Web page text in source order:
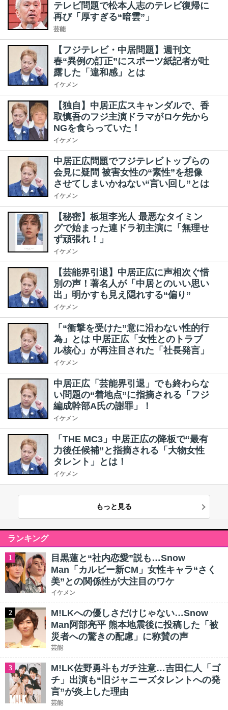
テレビ問題で松本人志のテレビ復帰に
再び「厚すぎる“暗雲”」
芸能
【フジテレビ・中居問題】週刊文
春“異例の訂正”にスポーツ紙記者が吐
露した「違和感」とは
イケメン
【独自】中居正広スキャンダルで、香
取慎吾のフジ主演ドラマがロケ先から
NGを食らっていた！
イケメン
中居正広問題でフジテレビトップらの
会見に疑問 被害女性の“素性”を想像
させてしまいかねない“言い回し”とは
イケメン
【秘密】板垣李光人 最悪なタイミン
グで始まった連ドラ初主演に「無理せ
ず頑張れ！」
イケメン
【芸能界引退】中居正広に声相次ぐ惜
別の声！著名人が「中居とのいい思い
出」明かすも見え隠れする“偏り”
イケメン
「“衝撃を受けた”意に沿わない性的行
為」とは 中居正広「女性とのトラブ
ル核心」が再注目された「社長発言」
イケメン
中居正広「芸能界引退」でも終わらな
い問題の“着地点”に指摘される「フジ
編成幹部A氏の謝罪」！
イケメン
「THE MC3」中居正広の降板で“最有
力後任候補”と指摘される「大物女性
タレント」とは！
イケメン
もっと見る
ランキング
1
目黒蓮と“社内恋愛”説も…Snow
Man「カルビー新CM」女性キャラ“さく
美”との関係性が大注目のワケ
イケメン
2
M!LKへの優しさだけじゃない…Snow
Man阿部亮平 熊本地震後に投稿した「被
災者への驚きの配慮」に称賛の声
芸能
3
M!LK佐野勇斗もガチ注意…吉田仁人「ゴ
チ」出演も“旧ジャニーズタレントへの発
言”が炎上した理由
芸能